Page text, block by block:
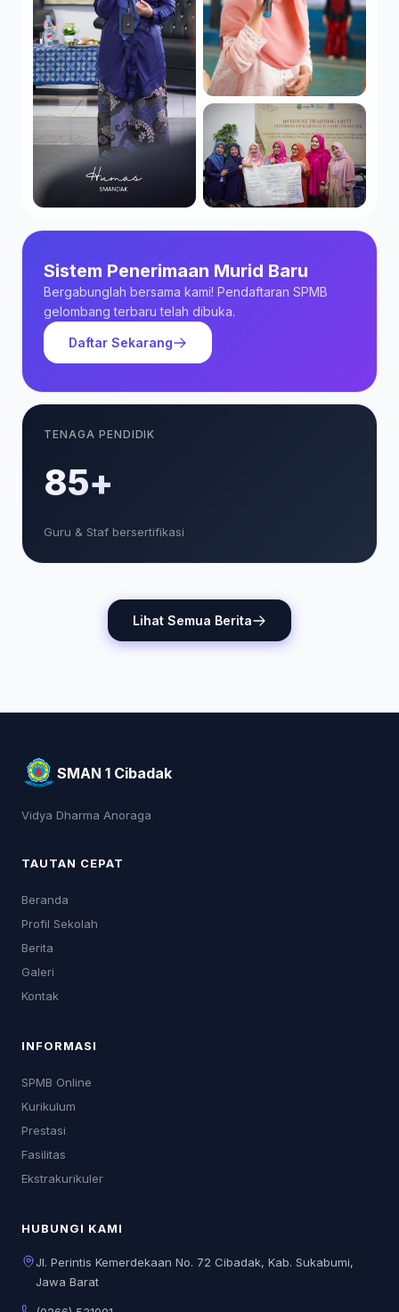
Sistem Penerimaan Murid Baru
Bergabunglah bersama kami! Pendaftaran SPMB
gelombang terbaru telah dibuka.
Daftar Sekarang
TENAGA PENDIDIK
85+
Guru & Staf bersertifikasi
Lihat Semua Berita
SMAN 1 Cibadak
Vidya Dharma Anoraga
TAUTAN CEPAT
Beranda
Profil Sekolah
Berita
Galeri
Kontak
INFORMASI
SPMB Online
Kurikulum
Prestasi
Fasilitas
Ekstrakurikuler
HUBUNGI KAMI
Jl. Perintis Kemerdekaan No. 72 Cibadak, Kab. Sukabumi,
Jawa Barat